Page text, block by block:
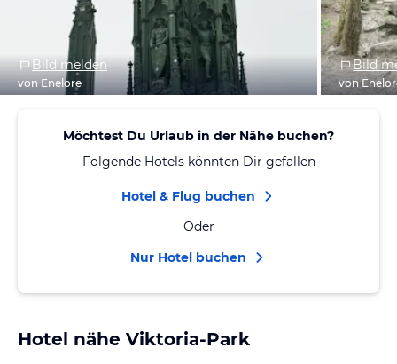
Bild melden
von Enelore
Bild
von
Möchtest Du Urlaub in der Nähe buchen?
Folgende Hotels könnten Dir gefallen
Hotel & Flug buchen
Oder
Nur Hotel buchen
Hotel nähe Viktoria-Park